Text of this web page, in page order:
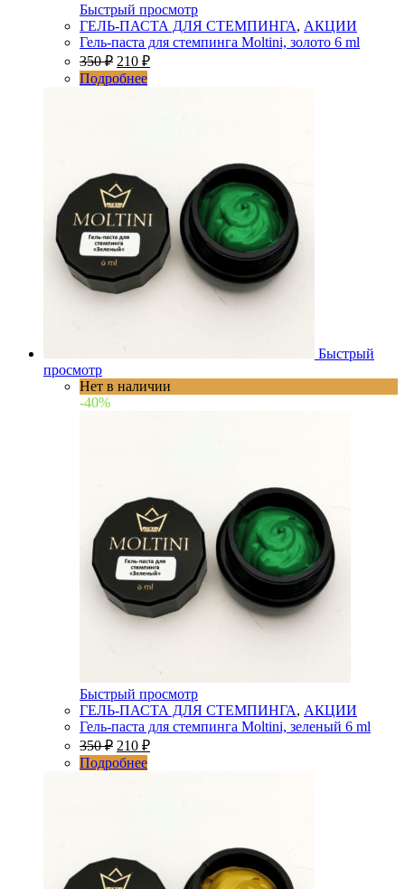
Быстрый просмотр
ГЕЛЬ-ПАСТА ДЛЯ СТЕМПИНГА, АКЦИИ
Гель-паста для стемпинга Moltini, золото 6 ml
350₽ 210 ₽
Подробнее
Быстрый
просмотр
Нет в наличии
-40%
Быстрый просмотр
ГЕЛЬ-ПАСТА ДЛЯ СТЕМПИНГА, АКЦИИ
Гель-паста для стемпинга Moltini, зеленый 6 ml
350₽ 210 ₽
Подробнее